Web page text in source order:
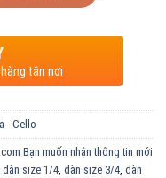
tận nơi
- Cello
Bạn muốn nhận thông tin mới
đàn size 1/4, đàn size 3/4, đàn